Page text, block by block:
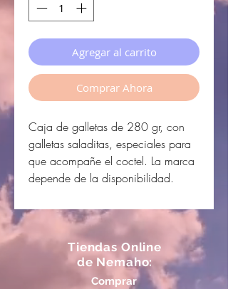
Agregar al carrito
Comprar Ahora
Caja de galletas de 280 gr, con
galletas saladitas, especiales para
que acompañe el coctel. La marca
depende de la disponibilidad.
Tiendas Online
de Nemaho:
Comprar